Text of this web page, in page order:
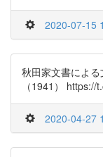
2020-07-15
秋田家文書によ
（1941） https://
2020-04-27